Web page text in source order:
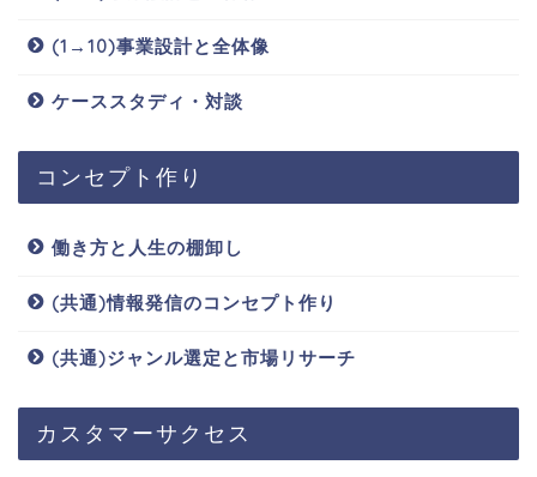
(1→10)事業設計と全体像
ケーススタディ・対談
コンセプト作り
働き方と人生の棚卸し
(共通)情報発信のコンセプト作り
(共通)ジャンル選定と市場リサーチ
カスタマーサクセス